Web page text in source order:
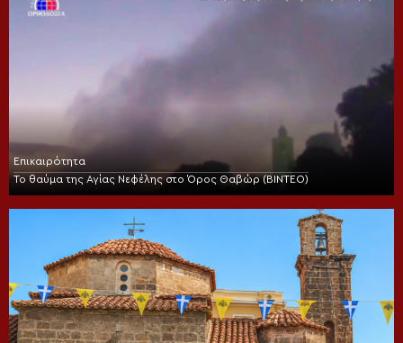
Επικαιρότητα
Το θαύμα της Αγίας Νεφέλης στο Όρος Θαβώρ (ΒΙΝΤΕΟ)